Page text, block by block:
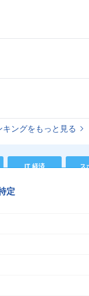
ングをもっと見る
IT 経済 ス
定